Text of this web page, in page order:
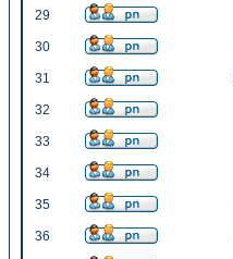
29
30
31
32
33
34
35
36